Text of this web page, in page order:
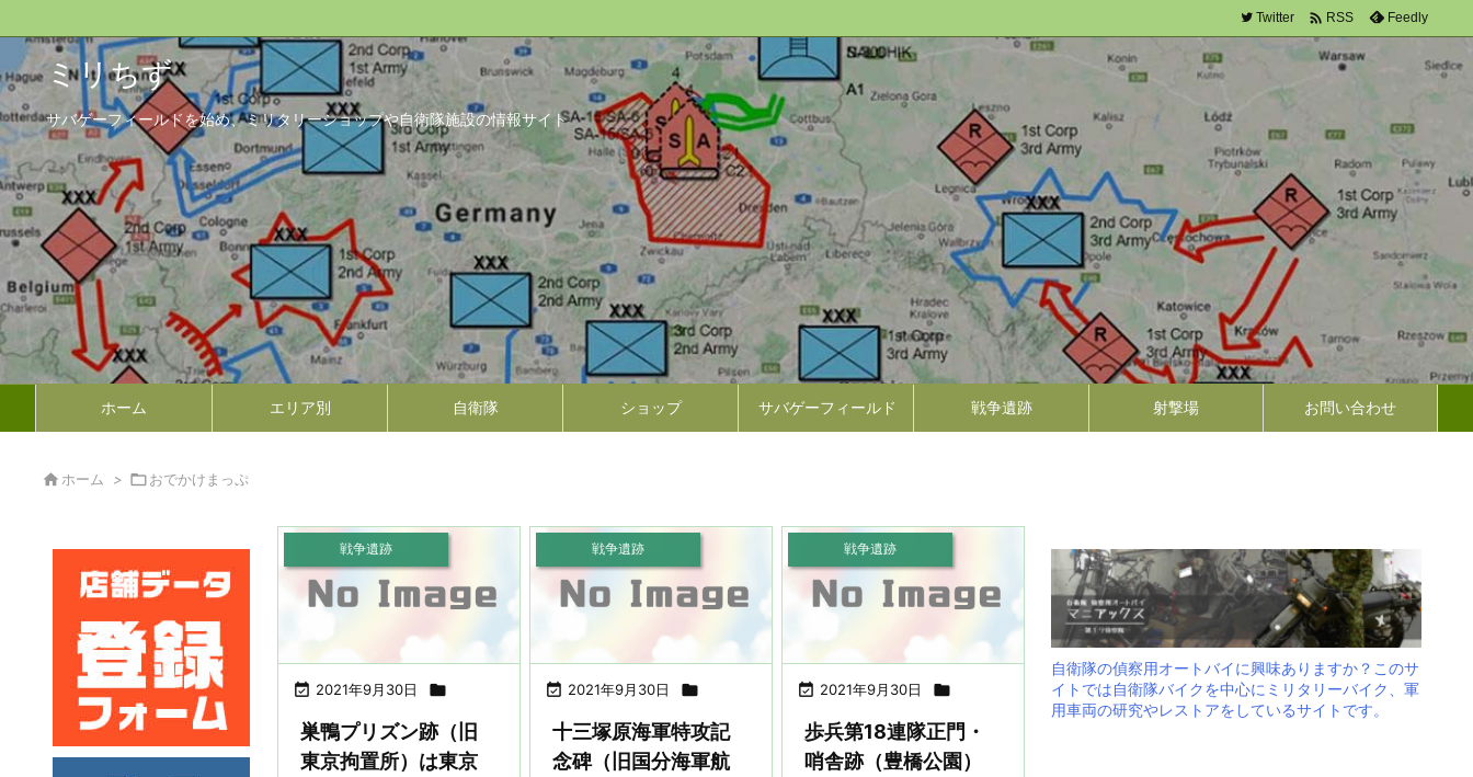
ミリちず
サバゲーフィールドを始め、ミリタリーショップや自衛隊施設の情報サイト
ホーム エリア別 自衛隊 ショップ サバゲーフィールド 戦争遺跡 射撃場 お問い合わせ
Twitter  RSS Feedly
 ホーム > おでかけまっぷ
 2021年9月30日 
戦争遺跡
巣鴨プリズン跡（旧
東京拘置所）は東京
 2021年9月30日 
戦争遺跡
十三塚原海軍特攻記
念碑（旧国分海軍航
 2021年9月30日 
戦争遺跡
歩兵第18連隊正門・
哨舎跡（豊橋公園）
自衛隊の偵察用オートバイに興味ありますか？このサ
イトでは自衛隊バイクを中心にミリタリーバイク、軍
用車両の研究やレストアをしているサイトです。